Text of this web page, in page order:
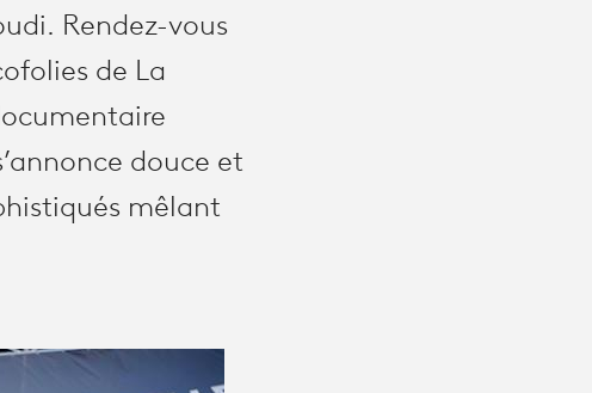
Rendez-vous
de La
douce et
mêlant